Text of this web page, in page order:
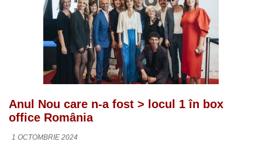
Anul Nou care n-a fost > locul 1 în box
office România
1 OCTOMBRIE 2024